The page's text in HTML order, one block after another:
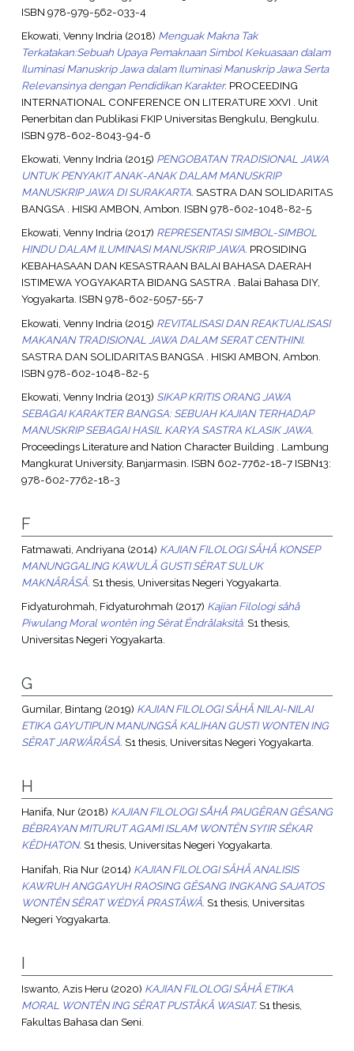
ISBN 978-979-562-033-4
Ekowati, Venny Indria (2018) Menguak Makna Tak
Terkatakan:Sebuah Upaya Pemaknaan Simbol Kekuasaan dalam
Iluminasi Manuskrip Jawa dalam Iluminasi Manuskrip Jawa Serta
Relevansinya dengan Pendidikan Karakter. PROCEEDING
INTERNATIONAL CONFERENCE ON LITERATURE XXVI . Unit
Penerbitan dan Publikasi FKIP Universitas Bengkulu, Bengkulu.
ISBN 978-602-8043-94-6
Ekowati, Venny Indria (2015) PENGOBATAN TRADISIONAL JAWA
UNTUK PENYAKIT ANAK-ANAK DALAM MANUSKRIP
MANUSKRIP JAWA DI SURAKARTA. SASTRA DAN SOLIDARITAS
BANGSA . HISKI AMBON, Ambon. ISBN 978-602-1048-82-5
Ekowati, Venny Indria(2017) REPRESENTASI SIMBOL-SIMBOL
HINDU DALAM ILUMINASI MANUSKRIP JAWA. PROSIDING
KEBAHASAAN DAN KESASTRAAN BALAI BAHASA DAERAH
ISTIMEWA YOGYAKARTA BIDANG SASTRA . Balai Bahasa DIY,
Yogyakarta. ISBN 978-602-5057-55-7
Ekowati, Venny Indria (2015) REVITALISASI DAN REAKTUALISASI
MAKANAN TRADISIONAL JAWA DALAM SERAT CENTHINI.
SASTRA DAN SOLIDARITAS BANGSA . HISKI AMBON, Ambon.
ISBN 978-602-1048-82-5
Ekowati, Venny Indria (2013) SIKAP KRITIS ORANG JAWA
SEBAGAI KARAKTER BANGSA: SEBUAH KAJIAN TERHADAP
MANUSKRIP SEBAGAI HASIL KARYA SASTRA KLASIK JAWA.
Proceedings Literature and Nation Character Building . Lambung
Mangkurat University, Banjarmasin. ISBN 602-7762-18-7 ISBN13:
978-602-7762-18-3
F
Fatmawati, Andriyana (2014) KAJIAN FILOLOGI SÅHÅ KONSEP
MANUNGGALING KAWULÅ GUSTI SÊRAT SULUK
MAKNÅRÅSÅ. S1 thesis, Universitas Negeri Yogyakarta.
Fidyaturohmah, Fidyaturohmah (2017) Kajian Filologi såhå
Piwulang Moral wontên ing Sêrat Éndrålaksitå. S1 thesis,
Universitas Negeri Yogyakarta.
G
Gumilar, Bintang (2019) KAJIAN FILOLOGI SÅHÅ NILAI-NILAI
ETIKA GAYUTIPUN MANUNGSÅ KALIHAN GUSTI WONTEN ING
SÊRAT JARWÅRÅSÅ. S1 thesis, Universitas Negeri Yogyakarta.
H
Hanifa, Nur(2018) KAJIAN FILOLOGI SǺHǺ PAUGÊRAN GÊSANG
BÊBRAYAN MITURUT AGAMI ISLAM WONTÊN SYI’IR SÊKAR
KÊDHATON. S1 thesis, Universitas Negeri Yogyakarta.
Hanifah, Ria Nur(2014) KAJIAN FILOLOGI SÅHÅ ANALISIS
KAWRUH ANGGAYUH RAOSING GÊSANG INGKANG SAJATOS
WONTÊN SÊRAT WÉDYÅ PRASTÅWÅ. S1 thesis, Universitas
Negeri Yogyakarta.
I
Iswanto, Azis Heru (2020) KAJIAN FILOLOGI SÅHÅ ETIKA
MORAL WONTÊN ING SÊRAT PUSTÅKÅ WASIAT.S1 thesis,
Fakultas Bahasa dan Seni.